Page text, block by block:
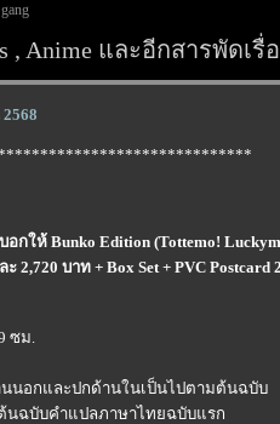
, Anime และอีกสารพัดเรื่
กให้ Bunko Edition (Tottemo!
2,720 บาท + Box Set + PVC Postcard
ซม.
นอกและปกด้านในเป็นไปตามต้นฉบับ
นฉบับคำแปลภาษาไทยฉบับแรก